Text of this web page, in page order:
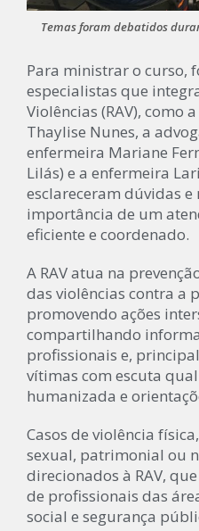
Temas foram debatidos
Para ministrar o curso,
especialistas que
Violências (RAV), como
Thaylise Nunes, a
enfermeira Mariane
Lilás) e a enfermeira
esclareceram dúvidas e
importância de um
eficiente e coordenado.
A RAV atua na
das violências contra a
promovendo ações
compartilhando
profissionais e,
vítimas com escuta
humanizada e
Casos de violência
sexual, patrimonial ou
direcionados à RAV,
de profissionais das
social e segurança